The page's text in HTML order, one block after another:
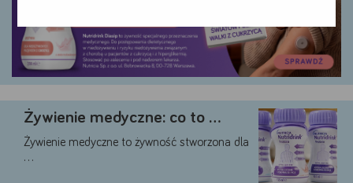
Żywienie medyczne: co to …
Żywienie medyczne to żywność stworzona dla
…